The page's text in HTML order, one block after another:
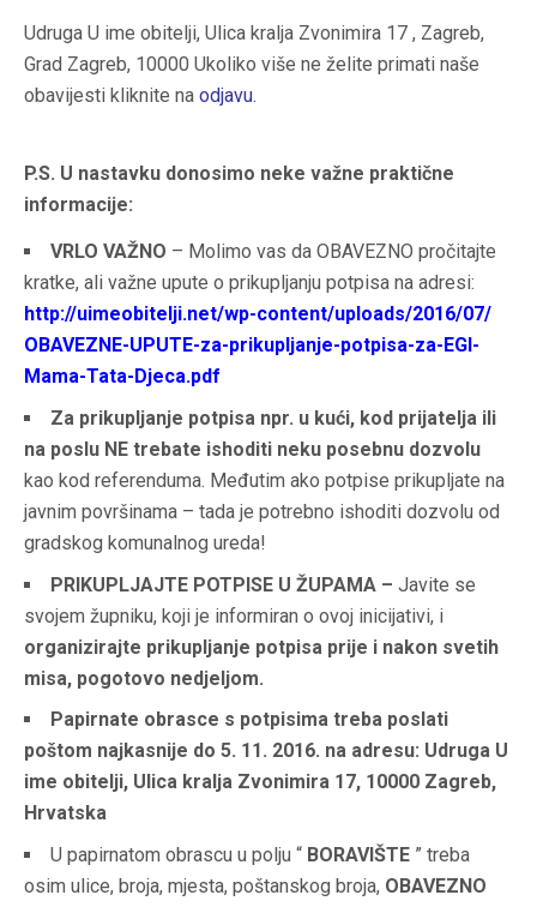
Udruga U ime obitelji, Ulica kralja Zvonimira 17 , Zagreb,
Grad Zagreb, 10000 Ukoliko više ne želite primati naše
obavijesti kliknite na odjavu.
P.S. U nastavku donosimo neke važne praktične
informacije:
VRLO VAŽNO – Molimo vas da OBAVEZNO pročitajte
kratke, ali važne upute o prikupljanju potpisa na adresi:
http://uimeobitelji.net/wp-content/uploads/2016/07/
OBAVEZNE-UPUTE-za-prikupljanje-potpisa-za-EGI-
Mama-Tata-Djeca.pdf
Za prikupljanje potpisa npr. u kući, kod prijatelja ili
na poslu NE trebate ishoditi neku posebnu dozvolu
kao kod referenduma. Međutim ako potpise prikupljate na
javnim površinama – tada je potrebno ishoditi dozvolu od
gradskog komunalnog ureda!
PRIKUPLJAJTE POTPISE U ŽUPAMA – Javite se
svojem župniku, koji je informiran o ovoj inicijativi, i
organizirajte prikupljanje potpisa prije i nakon svetih
misa, pogotovo nedjeljom.
Papirnate obrasce s potpisima treba poslati
poštom najkasnije do 5. 11. 2016. na adresu: Udruga U
ime obitelji, Ulica kralja Zvonimira 17, 10000 Zagreb,
Hrvatska
U papirnatom obrascu u polju “ BORAVIŠTE ” treba
osim ulice, broja, mjesta, poštanskog broja, OBAVEZNO